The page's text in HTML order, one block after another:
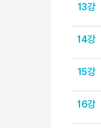
13강
14강
15강
16강